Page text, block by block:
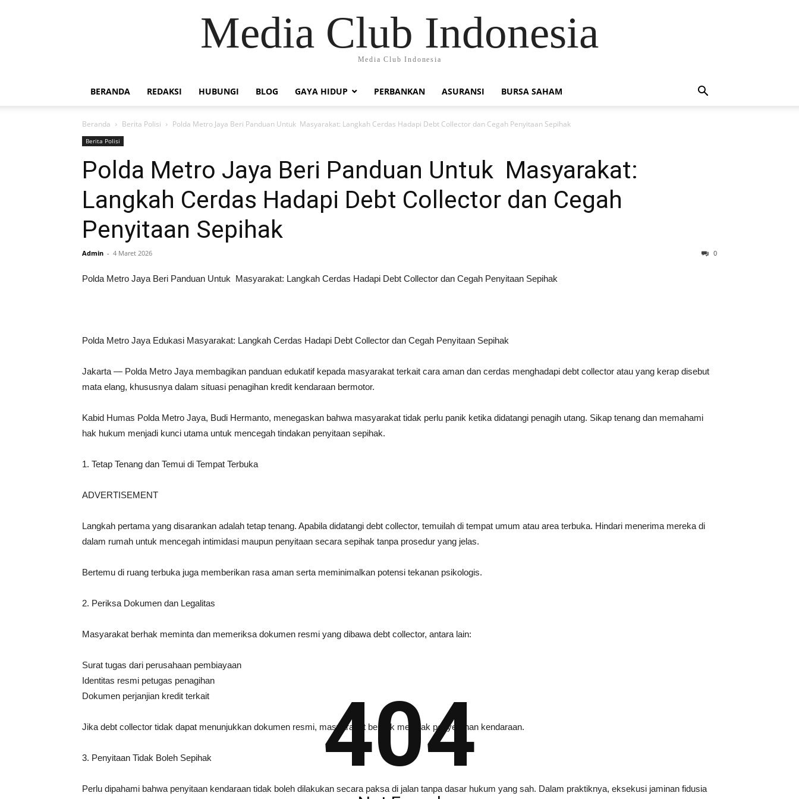
Media Club Indonesia
Media Club Indonesia
BERANDA REDAKSI HUBUNGI BLOG GAYA HIDUP PERBANKAN ASURANSI BURSA SAHAM
Beranda Berita Polisi Polda Metro Jaya Beri Panduan Untuk Masyarakat: Langkah Cerdas Hadapi Debt Collector dan Cegah Penyitaan Sepihak
Berita Polisi
Polda Metro Jaya Beri Panduan Untuk Masyarakat:
Langkah Cerdas Hadapi Debt Collector dan Cegah
Penyitaan Sepihak
Admin - 4 Maret 2026 0
Polda Metro Jaya Beri Panduan Untuk Masyarakat: Langkah Cerdas Hadapi Debt Collector dan Cegah Penyitaan Sepihak
Polda Metro Jaya Edukasi Masyarakat: Langkah Cerdas Hadapi Debt Collector dan Cegah Penyitaan Sepihak
Jakarta — Polda Metro Jaya membagikan panduan edukatif kepada masyarakat terkait cara aman dan cerdas menghadapi debt collector atau yang kerap disebut
mata elang, khususnya dalam situasi penagihan kredit kendaraan bermotor.
Kabid Humas Polda Metro Jaya, Budi Hermanto, menegaskan bahwa masyarakat tidak perlu panik ketika didatangi penagih utang. Sikap tenang dan memahami
hak hukum menjadi kunci utama untuk mencegah tindakan penyitaan sepihak.
1. Tetap Tenang dan Temui di Tempat Terbuka
ADVERTISEMENT
Langkah pertama yang disarankan adalah tetap tenang. Apabila didatangi debt collector, temuilah di tempat umum atau area terbuka. Hindari menerima mereka di
dalam rumah untuk mencegah intimidasi maupun penyitaan secara sepihak tanpa prosedur yang jelas.
Bertemu di ruang terbuka juga memberikan rasa aman serta meminimalkan potensi tekanan psikologis.
2. Periksa Dokumen dan Legalitas
Masyarakat berhak meminta dan memeriksa dokumen resmi yang dibawa debt collector, antara lain:
Surat tugas dari perusahaan pembiayaan
Identitas resmi petugas penagihan
Dokumen perjanjian kredit terkait
Jika debt collector tidak dapat menunjukkan dokumen resmi, masyarakat berhak menolak penyerahan kendaraan.
3. Penyitaan Tidak Boleh Sepihak
Perlu dipahami bahwa penyitaan kendaraan tidak boleh dilakukan secara paksa di jalan tanpa dasar hukum yang sah. Dalam praktiknya, eksekusi jaminan fidusia
404